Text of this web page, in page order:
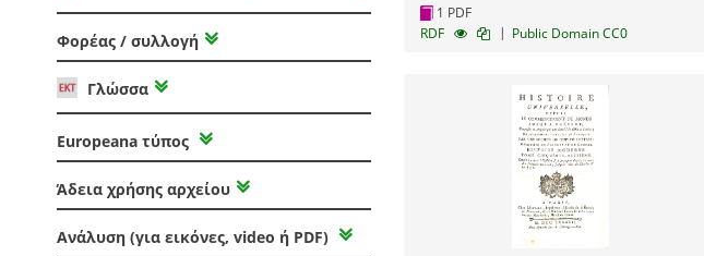
Φορέας / συλλογή
Γλώσσα
Europeana τύπος
Άδεια χρήσης αρχείου
Ανάλυση (για εικόνες, video ή PDF)
1 PDF
RDF
| Public Domain CC0